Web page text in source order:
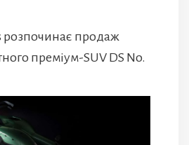
розпочинає продаж
преміум-SUV DS No.